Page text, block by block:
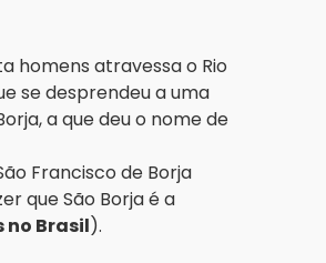
homens atravessa o Rio
se desprendeu a uma
a que deu o nome de
Francisco de Borja
que São Borja é a
no Brasil).